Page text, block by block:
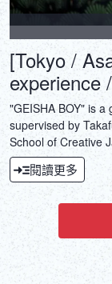
[Tokyo /
experience
"GEISHA BOY" is
supervised by
School of Creative
world stage as a
Ukonya, a
you into a
costumes, we will
meeting to the
reservation. Of
or nationality! The
閱讀更多